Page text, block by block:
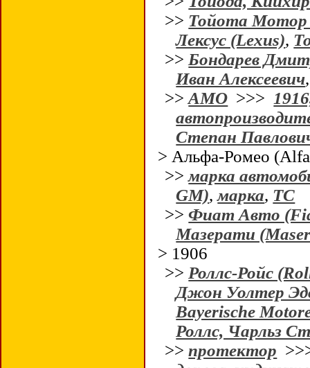
>> Тойота Мотор
Лексус (Lexus),
>> Бондарев
Иван Алексеевич
>>АМО >>>
Степан
> Альфа-Ромео
>>марка
GM),марка, ТС
>>Фиат Авто
Мазерати
> 1906
>> Роллс-Ройс
Джон Уолтер
Bayerische
Роллс, Чарльз
>>протектор